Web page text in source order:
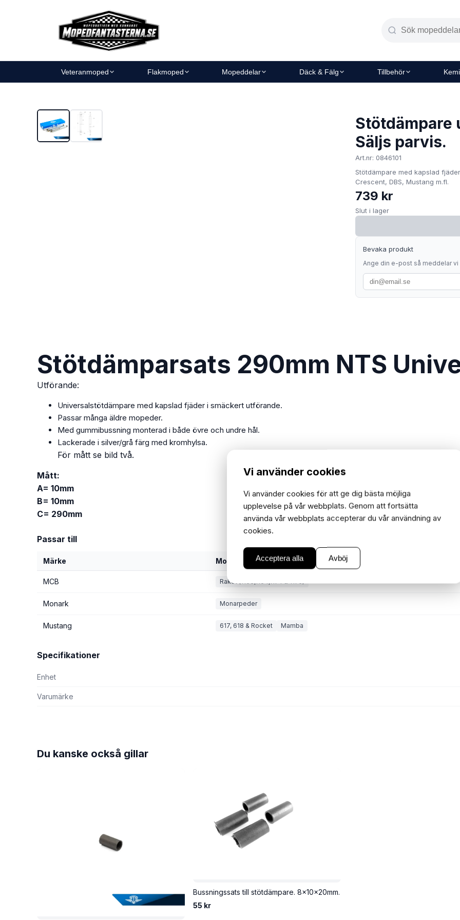
Veteranmoped Flakmoped Mopeddelar Däck & Fälg Tillbehör
Stötdämpare
Säljs parvis.
Art.nr: 0846101
Stötdämpare med kapslad
Crescent, DBS, Mustang m.fl.
739 kr
Slut i lager
Bevaka produkt
Ange din e-post så meddelar
Stötdämparsats 290mm NTS
Utförande:
Universalstötdämpare med kapslad fjäder i smäckert utförande.
Passar många äldre mopeder.
Med gummibussning monterad i både övre och undre hål.
Lackerade i silver/grå färg med kromhylsa.
För mått se bild två.
Mått:
A= 10mm
B= 10mm
C= 290mm
Passar till
Märke Modeller
MCB Raket (1163,1164,1174 & 1175)
Monark Monarpeder
Mustang 617, 618 & Rocket Mamba
Specifikationer
Enhet
Varumärke
Du kanske också gillar
Bussningssats till stötdämpare. 8x10x20mm.
55 kr
Vi använder cookies
Vi använder cookies för att ge dig bästa möjliga
upplevelse på vår webbplats. Genom att fortsätta
använda vår webbplats accepterar du vår användning av
cookies.
Acceptera alla Avböj